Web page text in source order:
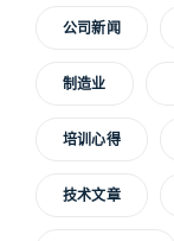
公司新闻
制造业
培训心得
技术文章